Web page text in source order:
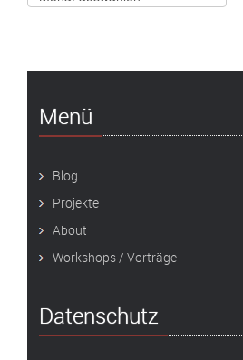
Menü
Blog
Projekte
About
Workshops / Vorträge
Datenschutz